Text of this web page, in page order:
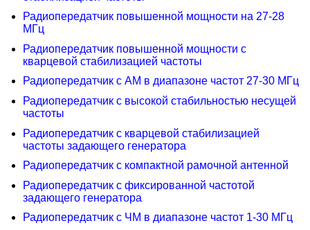
Радиопередатчик повышенной мощности на 27-28
МГц
Радиопередатчик повышенной мощности с
кварцевой стабилизацией частоты
Радиопередатчик с AM в диапазоне частот 27-30 МГц
Радиопередатчик с высокой стабильностью несущей
частоты
Радиопередатчик с кварцевой стабилизацией
частоты задающего генератора
Радиопередатчик с компактной рамочной антенной
Радиопередатчик с фиксированной частотой
задающего генератора
Радиопередатчик с ЧМ в диапазоне частот 1-30 МГц